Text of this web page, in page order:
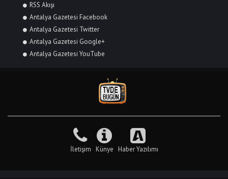
RSS Akışı
Antalya Gazetesi Facebook
Antalya Gazetesi Twitter
Antalya Gazetesi Google+
Antalya Gazetesi YouTube
İletişim Künye Haber Yazılımı